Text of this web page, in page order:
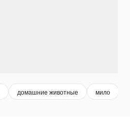
домашние животные мило